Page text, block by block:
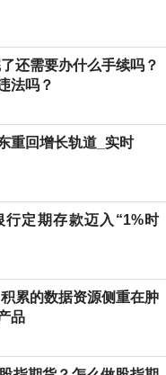
还需要办什么手续吗？
法吗？
重回增长轨道_实时
行定期存款迈入“1%时
累的数据资源侧重在肿
品